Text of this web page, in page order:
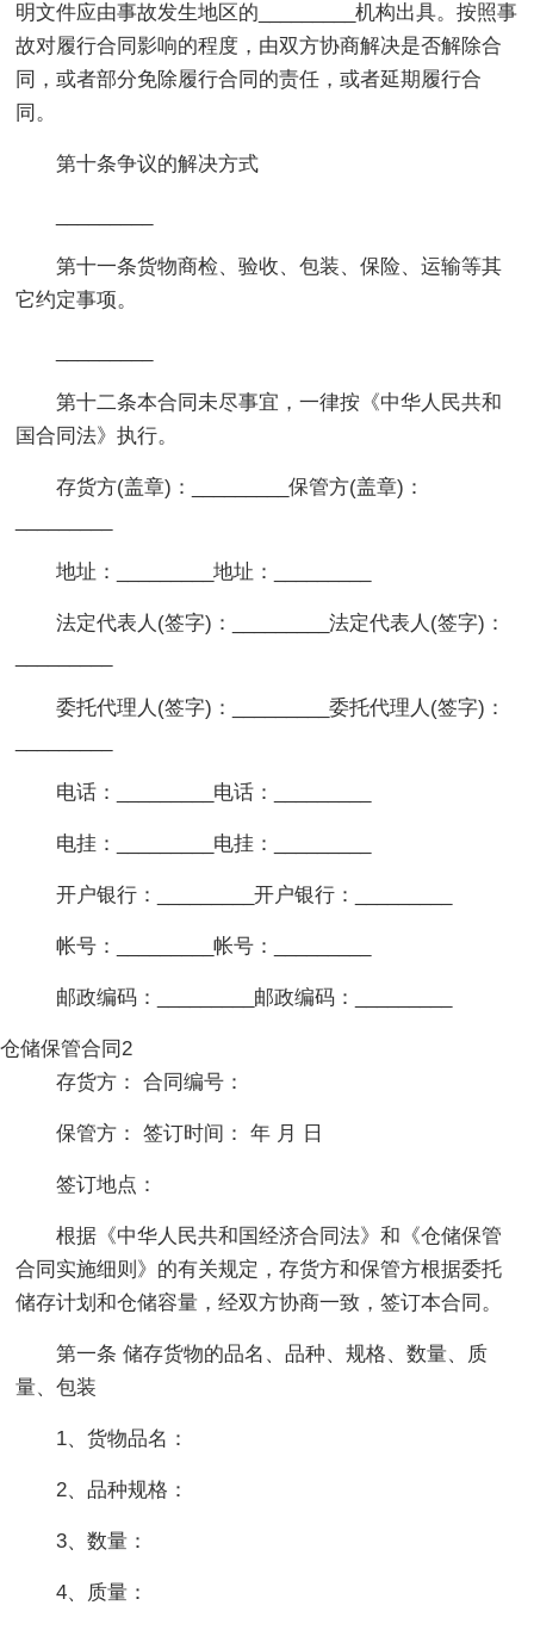
明文件应由事故发生地区的_________机构出具。按照事
故对履行合同影响的程度，由双方协商解决是否解除合
同，或者部分免除履行合同的责任，或者延期履行合
同。
第十条争议的解决方式
第十一条货物商检、验收、包装、保险、运输等其
它约定事项。
第十二条本合同未尽事宜，一律按《中华人民共和
国合同法》执行。
存货方(盖章)：_________保管方(盖章)：
地址：_________地址：_________
法定代表人(签字)：_________法定代表人(签字)：
委托代理人(签字)：_________委托代理人(签字)：
电话：_________电话：_________
电挂：_________电挂：_________
开户银行：_________开户银行：_________
帐号：_________帐号：_________
邮政编码：_________邮政编码：_________
仓储保管合同2
存货方： 合同编号：
保管方： 签订时间： 年 月 日
签订地点：
根据《中华人民共和国经济合同法》和《仓储保管
合同实施细则》的有关规定，存货方和保管方根据委托
储存计划和仓储容量，经双方协商一致，签订本合同。
第一条 储存货物的品名、品种、规格、数量、质
量、包装
1、货物品名：
2、品种规格：
3、数量：
4、质量：